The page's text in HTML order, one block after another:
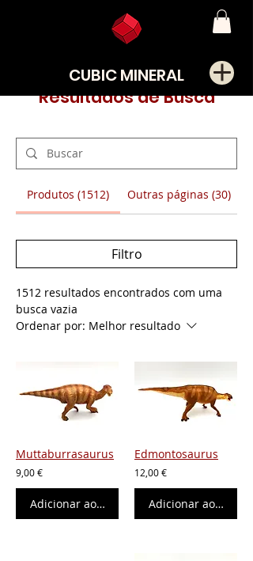
CUBIC MINERAL
Resultados de Busca
Produtos (1512) Outras páginas (30)
Filtro
1512 resultados encontrados com uma
busca vazia
Ordenar por: Melhor resultado
Muttaburrasaurus
9,00 €
Adicionar ao carrinho
Edmontosaurus
12,00 €
Adicionar ao